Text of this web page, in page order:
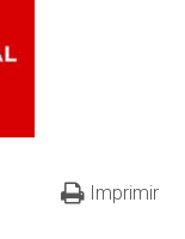
Imprimir